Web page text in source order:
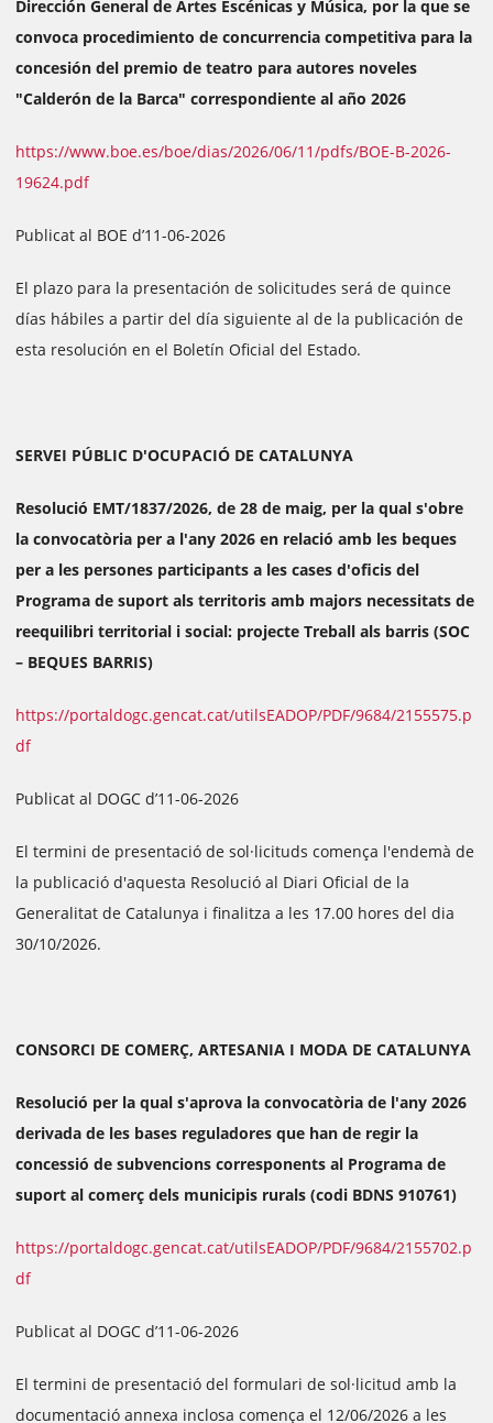
Dirección General de Artes Escénicas y Música, por la que se
convoca procedimiento de concurrencia competitiva para la
concesión del premio de teatro para autores noveles
"Calderón de la Barca" correspondiente al año 2026
https://www.boe.es/boe/dias/2026/06/11/pdfs/BOE-B-2026-
19624.pdf
Publicat al BOE d’11-06-2026
El plazo para la presentación de solicitudes será de quince
días hábiles a partir del día siguiente al de la publicación de
esta resolución en el Boletín Oficial del Estado.
SERVEI PÚBLIC D'OCUPACIÓ DE CATALUNYA
Resolució EMT/1837/2026, de 28 de maig, per la qual s'obre
la convocatòria per a l'any 2026 en relació amb les beques
per a les persones participants a les cases d'oficis del
Programa de suport als territoris amb majors necessitats de
reequilibri territorial i social: projecte Treball als barris (SOC
– BEQUES BARRIS)
https://portaldogc.gencat.cat/utilsEADOP/PDF/9684/2155575.p
df
Publicat al DOGC d’11-06-2026
El termini de presentació de sol·licituds comença l'endemà de
la publicació d'aquesta Resolució al Diari Oficial de la
Generalitat de Catalunya i finalitza a les 17.00 hores del dia
30/10/2026.
CONSORCI DE COMERÇ, ARTESANIA I MODA DE CATALUNYA
Resolució per la qual s'aprova la convocatòria de l'any 2026
derivada de les bases reguladores que han de regir la
concessió de subvencions corresponents al Programa de
suport al comerç dels municipis rurals (codi BDNS 910761)
https://portaldogc.gencat.cat/utilsEADOP/PDF/9684/2155702.p
df
Publicat al DOGC d’11-06-2026
El termini de presentació del formulari de sol·licitud amb la
documentació annexa inclosa comença el 12/06/2026 a les